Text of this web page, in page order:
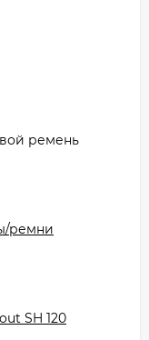
ремень
ремни
SH 120